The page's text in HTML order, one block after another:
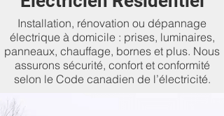
Installation, rénovation ou dépannage
électrique à domicile : prises, luminaires,
panneaux, chauffage, bornes et plus. Nous
assurons sécurité, confort et conformité
selon le Code canadien de l’électricité.